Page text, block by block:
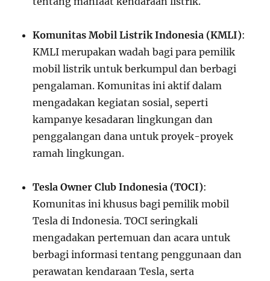
Komunitas Mobil Listrik Indonesia (KMLI):
KMLI merupakan wadah bagi para pemilik
mobil listrik untuk berkumpul dan berbagi
pengalaman. Komunitas ini aktif dalam
mengadakan kegiatan sosial, seperti
kampanye kesadaran lingkungan dan
penggalangan dana untuk proyek-proyek
ramah lingkungan.
Tesla Owner Club Indonesia (TOCI):
Komunitas ini khusus bagi pemilik mobil
Tesla di Indonesia. TOCI seringkali
mengadakan pertemuan dan acara untuk
berbagi informasi tentang penggunaan dan
perawatan kendaraan Tesla, serta